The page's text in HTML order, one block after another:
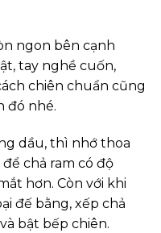
ngon bên cạnh
tay nghề cuốn,
chiên chuẩn cũng
đó nhé.
dầu, thì nhớ thoa
chả ram có độ
hơn. Còn với khi
đế bằng, xếp chả
bật bếp chiên.